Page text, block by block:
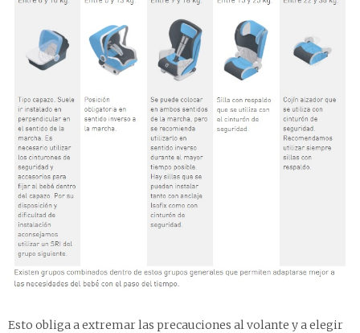
Esto obliga a extremar las precauciones al volante y a elegir